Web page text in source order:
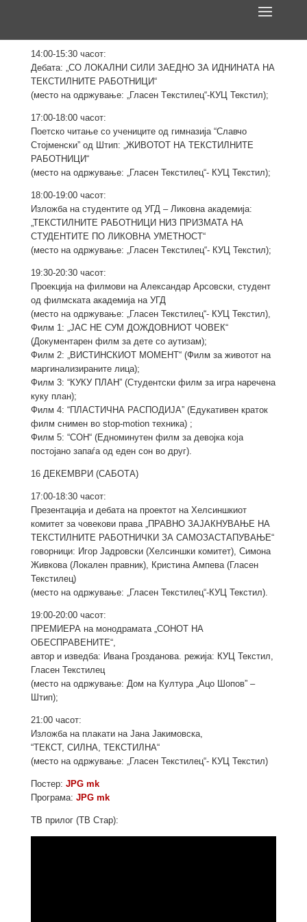
14:00-15:30 часот:
Дебата: „СО ЛОКАЛНИ СИЛИ ЗАЕДНО ЗА ИДНИНАТА НА
ТЕКСТИЛНИТЕ РАБОТНИЦИ“
(место на одржувањe: „Гласен Tекстилец“-КУЦ Текстил);
17:00-18:00 часот:
Поетско читање со учениците од гимназија “Славчо
Стојменски” од Штип: „ЖИВОТОТ НА ТЕКСТИЛНИТЕ
РАБОТНИЦИ“
(место на одржувањe: „Гласен Текстилец“- КУЦ Текстил);
18:00-19:00 часот:
Изложба на студентите од УГД – Ликовна академија:
„ТЕКСТИЛНИТЕ РАБОТНИЦИ НИЗ ПРИЗМАТА НА
СТУДЕНТИТЕ ПО ЛИКОВНА УМЕТНОСТ“
(место на одржувањe: „Гласен Tекстилец“- КУЦ Текстил);
19:30-20:30 часот:
Проекција на филмови на Александар Арсовски, студент
од филмската академија на УГД
(место на одржувањe: „Гласен Текстилец“- КУЦ Текстил),
Филм 1: „ЈАС НЕ СУМ ДОЖДОВНИОТ ЧОВЕК“
(Документарен филм за дете со аутизам);
Филм 2: „ВИСТИНСКИОТ МОМЕНТ“ (Филм за животот на
маргинализираните лица);
Филм 3: “КУКУ ПЛАН” (Студентски филм за игра наречена
куку план);
Филм 4: “ПЛАСТИЧНА РАСПОДИЈА” (Едукативен краток
филм снимен во stop-motion техника) ;
Филм 5: “СОН“ (Едноминутен филм за девојка која
постојано запаѓа од еден сон во друг).
16 ДЕКЕМВРИ (САБОТА)
17:00-18:30 часот:
Презентација и дебата на проектот на Хелсиншкиот
комитет за човекови права „ПРАВНО ЗАЈАКНУВАЊЕ НА
ТЕКСТИЛНИТЕ РАБОТНИЧКИ ЗА САМОЗАСТАПУВАЊЕ“
говорници: Игор Јадровски (Хелсиншки комитет), Симона
Живкова (Локален правник), Кристина Ампева (Гласен
Текстилец)
(место на одржувањe: „Гласен Текстилец“-КУЦ Текстил).
19:00-20:00 часот:
ПРЕМИЕРА на монодрамата „СОНОТ НА
ОБЕСПРАВЕНИТЕ“,
автор и изведба: Ивана Грозданова. режија: КУЦ Текстил,
Гласен Текстилец
(место на одржување: Дом на Култура „Ацо Шопов” –
Штип);
21:00 часот:
Изложба на плакати на Јана Јакимовска,
“ТЕКСТ, СИЛНА, ТЕКСТИЛНА“
(место на одржувањe: „Гласен Текстилец“- КУЦ Текстил)
Постер: JPG mk
Програма: JPG mk
ТВ прилог (ТВ Стар):